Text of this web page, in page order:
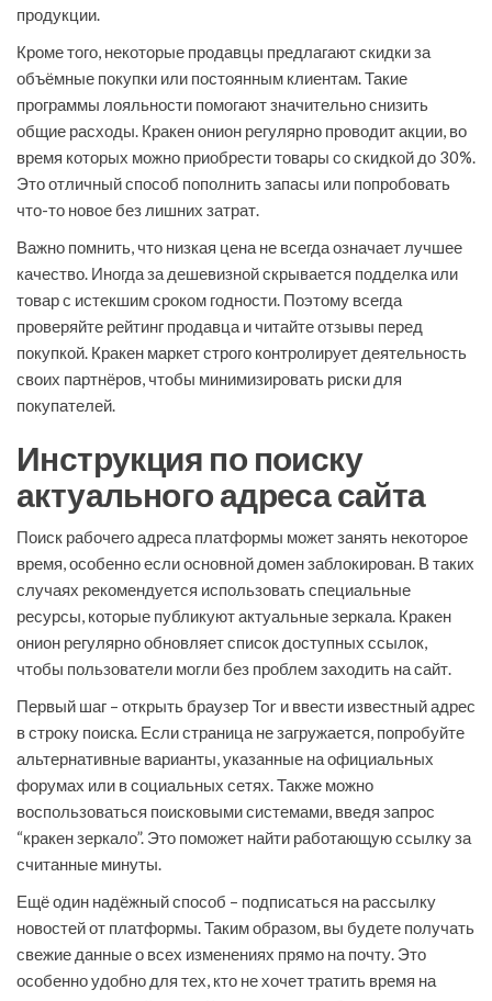
продукции.
Кроме того, некоторые продавцы предлагают скидки за
объёмные покупки или постоянным клиентам. Такие
программы лояльности помогают значительно снизить
общие расходы. Кракен онион регулярно проводит акции, во
время которых можно приобрести товары со скидкой до 30%.
Это отличный способ пополнить запасы или попробовать
что-то новое без лишних затрат.
Важно помнить, что низкая цена не всегда означает лучшее
качество. Иногда за дешевизной скрывается подделка или
товар с истекшим сроком годности. Поэтому всегда
проверяйте рейтинг продавца и читайте отзывы перед
покупкой. Кракен маркет строго контролирует деятельность
своих партнёров, чтобы минимизировать риски для
покупателей.
Инструкция по поиску
актуального адреса сайта
Поиск рабочего адреса платформы может занять некоторое
время, особенно если основной домен заблокирован. В таких
случаях рекомендуется использовать специальные
ресурсы, которые публикуют актуальные зеркала. Кракен
онион регулярно обновляет список доступных ссылок,
чтобы пользователи могли без проблем заходить на сайт.
Первый шаг – открыть браузер Tor и ввести известный адрес
в строку поиска. Если страница не загружается, попробуйте
альтернативные варианты, указанные на официальных
форумах или в социальных сетях. Также можно
воспользоваться поисковыми системами, введя запрос
“кракен зеркало”. Это поможет найти работающую ссылку за
считанные минуты.
Ещё один надёжный способ – подписаться на рассылку
новостей от платформы. Таким образом, вы будете получать
свежие данные о всех изменениях прямо на почту. Это
особенно удобно для тех, кто не хочет тратить время на